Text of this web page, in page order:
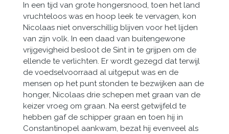
In een tijd van grote hongersnood, toen het land
vruchteloos was en hoop leek te vervagen, kon
Nicolaas niet onverschillig blijven voor het lijden
van zijn volk. In een daad van buitengewone
vrijgevigheid besloot de Sint in te grijpen om de
ellende te verlichten. Er wordt gezegd dat terwijl
de voedselvoorraad al uitgeput was en de
mensen op het punt stonden te bezwijken aan de
honger, Nicolaas drie schepen met graan van de
keizer vroeg om graan. Na eerst getwijfeld te
hebben gaf de schipper graan en toen hij in
Constantinopel aankwam, bezat hij evenveel als